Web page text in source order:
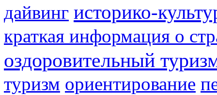
дайвинг историко-
краткая информация о
оздоровительный
туризм ориентирование